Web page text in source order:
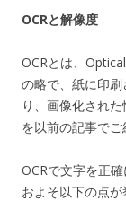
OCRと解像度
OCRとは、
の略で、紙に印
り、画像化され
を以前の記事でご
OCRで文字を正
およそ以下の点が